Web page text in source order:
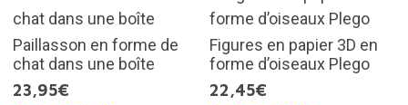
Paillasson en forme de
chat dans une boîte
23,95€
Figures en papier 3D en
forme d’oiseaux Plego
22,45€